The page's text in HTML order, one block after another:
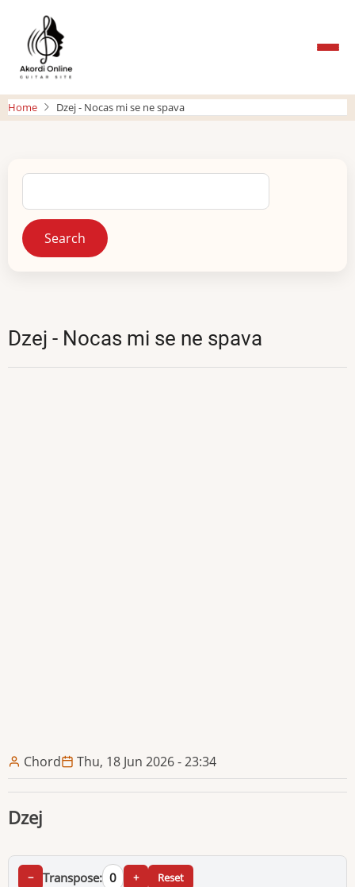
main
content
Home Dzej - Nocas mi se ne spava
Search
Dzej - Nocas mi se ne spava
Chord Thu, 18 Jun 2026 - 23:34
Dzej
− Transpose: 0 + Reset